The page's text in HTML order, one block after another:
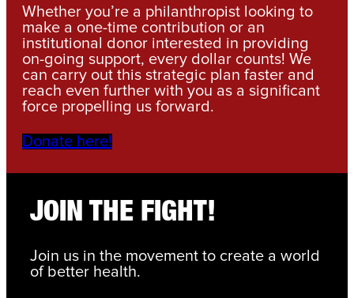
Whether you’re a philanthropist looking to
make a one-time contribution or an
institutional donor interested in providing
on-going support, every dollar counts! We
can carry out this strategic plan faster and
reach even further with you as a significant
force propelling us forward.
Donate here!
JOIN THE FIGHT!
Join us in the movement to create a world
of better health.